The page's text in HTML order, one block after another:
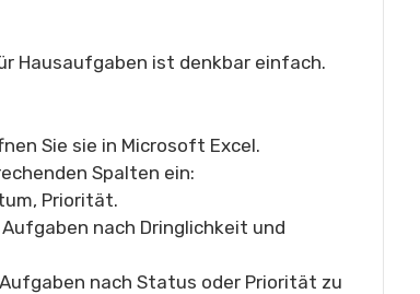
Hausaufgaben ist denkbar einfach.
Sie sie in Microsoft Excel.
Spalten ein:
Priorität.
nach Dringlichkeit und
nach Status oder Priorität zu